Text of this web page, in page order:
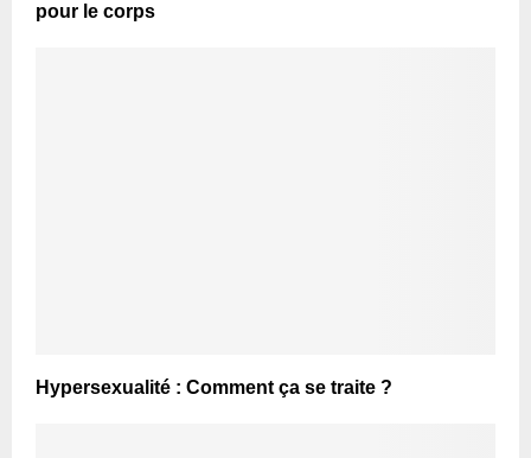
pour le corps
Hypersexualité : Comment ça se traite ?